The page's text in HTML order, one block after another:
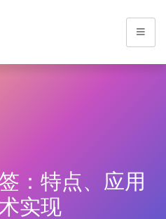
：特点、应用
实现